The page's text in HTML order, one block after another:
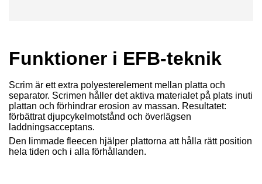
Funktioner i EFB-teknik
Scrim är ett extra polyesterelement mellan platta och
separator. Scrimen håller det aktiva materialet på plats inuti
plattan och förhindrar erosion av massan. Resultatet:
förbättrat djupcykelmotstånd och överlägsen
laddningsacceptans.
Den limmade fleecen hjälper plattorna att hålla rätt position
hela tiden och i alla förhållanden.